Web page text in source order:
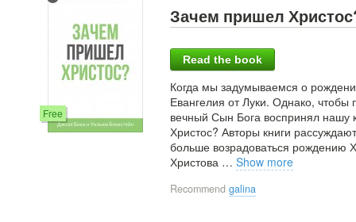
Free
Зачем пришел
Read the book
Когда мы задумываемся о
Евангелия от Луки. Однако, чтобы
вечный Сын Бога воспринял нашу
Христос? Авторы книги
больше возрадоваться рождению
Христова … Show more
Recommend galina